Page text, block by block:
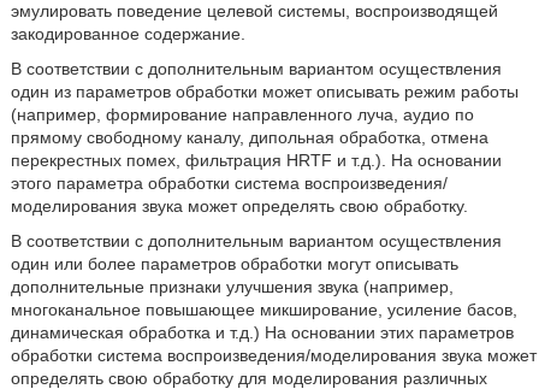
эмулировать поведение целевой системы, воспроизводящей
закодированное содержание.
В соответствии с дополнительным вариантом осуществления
один из параметров обработки может описывать режим работы
(например, формирование направленного луча, аудио по
прямому свободному каналу, дипольная обработка, отмена
перекрестных помех, фильтрация HRTF и т.д.). На основании
этого параметра обработки система воспроизведения/
моделирования звука может определять свою обработку.
В соответствии с дополнительным вариантом осуществления
один или более параметров обработки могут описывать
дополнительные признаки улучшения звука (например,
многоканальное повышающее микширование, усиление басов,
динамическая обработка и т.д.) На основании этих параметров
обработки система воспроизведения/моделирования звука может
определять свою обработку для моделирования различных